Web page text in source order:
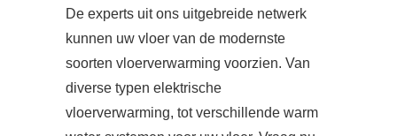
De experts uit ons uitgebreide netwerk
kunnen uw vloer van de modernste
soorten vloerverwarming voorzien. Van
diverse typen elektrische
vloerverwarming, tot verschillende warm